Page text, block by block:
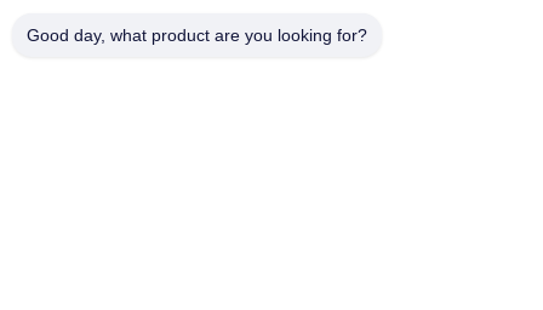
Good day, what product are you looking for?